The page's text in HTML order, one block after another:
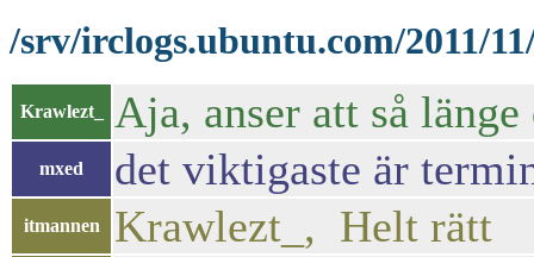
/srv/irclogs.ubuntu.com/2011/
Krawlezt_ Aja, anser att så
mxed det viktigaste är
itmannen Krawlezt_, Helt rätt